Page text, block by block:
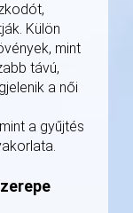
Külön
mint
távú,
a női
a gyűjtés